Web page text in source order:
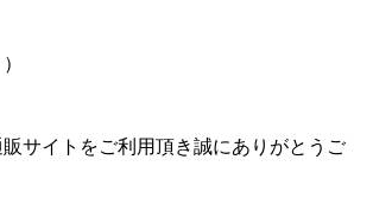
サイトをご利用頂き誠にありがとうご